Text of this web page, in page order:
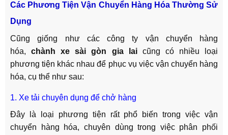
Các Phương Tiện Vận Chuyển Hàng Hóa Thường Sử
Dụng
Cũng giống như các công ty vận chuyển hàng
hóa,chành xe sài gòn gia lai
cũng có nhiều loại
phương tiện khác nhau để phục vụ việc vận chuyển hàng
hóa, cụ thể như sau:
1. Xe tải chuyên dụng để chở hàng
Đây là loại phương tiện rất phổ biến trong việc vận
chuyển hàng hóa, chuyên dùng trong việc phân phối